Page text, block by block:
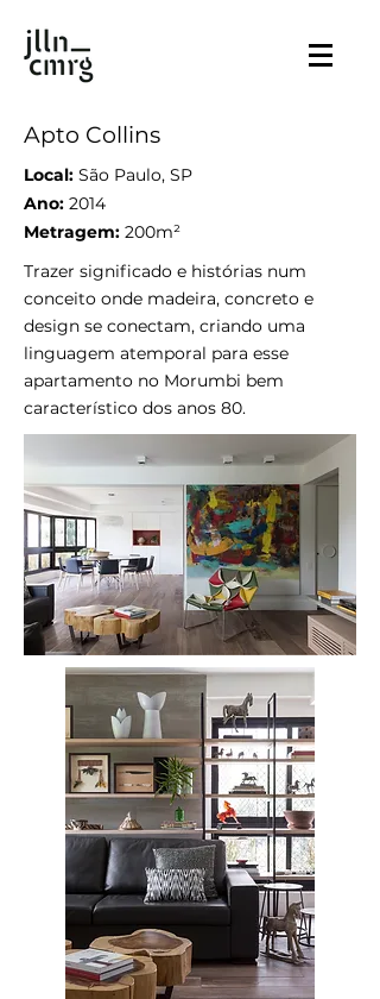
Apto Collins
Local: São Paulo, SP
Ano: 2014
Metragem: 200m²
Trazer significado e histórias num
conceito onde madeira, concreto e
design se conectam, criando uma
linguagem atemporal para esse
apartamento no Morumbi bem
característico dos anos 80.